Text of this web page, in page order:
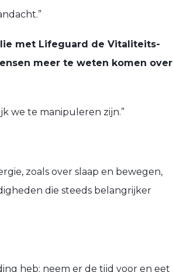
met Lifeguard de Vitaliteits-
meer te weten komen over
we te manipuleren zijn.”
zoals over slaap en bewegen,
die steeds belangrijker
heb: neem er de tijd voor en eet